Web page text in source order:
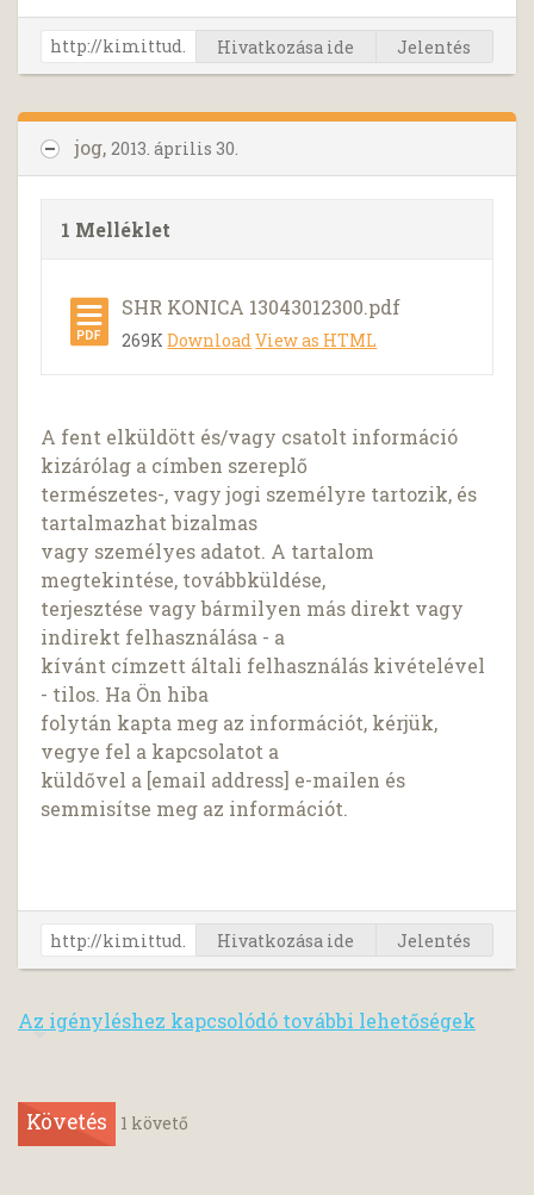
Hivatkozása ide Jelentés
jog, 2013. április 30.
1 Melléklet
SHR KONICA 13043012300.pdf
269KDownloadView as HTML
A fent elküldött és/vagy csatolt információ
kizárólag a címben szereplő
természetes-, vagy jogi személyre tartozik, és
tartalmazhat bizalmas
vagy személyes adatot. A tartalom
megtekintése, továbbküldése,
terjesztése vagy bármilyen más direkt vagy
indirekt felhasználása - a
kívánt címzett általi felhasználás kivételével
- tilos. Ha Ön hiba
folytán kapta meg az információt, kérjük,
vegye fel a kapcsolatot a
küldővel a [email address] e-mailen és
semmisítse meg az információt.
Hivatkozása ide Jelentés
Az igényléshez kapcsolódó további lehetőségek
Követés 1 követő